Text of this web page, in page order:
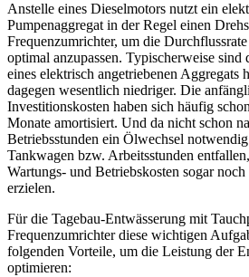
Anstelle eines Dieselmotors nutzt ein
Pumpenaggregat in der Regel einen
Frequenzumrichter, um die
optimal anzupassen. Typischerweise sind
eines elektrisch angetriebenen Aggregats
dagegen wesentlich niedriger. Die
Investitionskosten haben sich häufig
Monate amortisiert. Und da nicht schon
Betriebsstunden ein Ölwechsel
Tankwagen bzw. Arbeitsstunden
Wartungs- und Betriebskosten sogar
erzielen.
Für die Tagebau-Entwässerung mit
Frequenzumrichter diese wichtigen
folgenden Vorteile, um die Leistung der
optimieren: